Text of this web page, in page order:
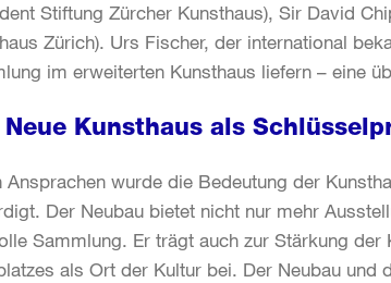
Stiftung Zürcher Kunsthaus), Sir David
Zürich). Urs Fischer, der international
im erweiterten Kunsthaus liefern – eine
Neue Kunsthaus als
Ansprachen wurde die Bedeutung der
Der Neubau bietet nicht nur mehr
Sammlung. Er trägt auch zur Stärkung
als Ort der Kultur bei. Der Neubau